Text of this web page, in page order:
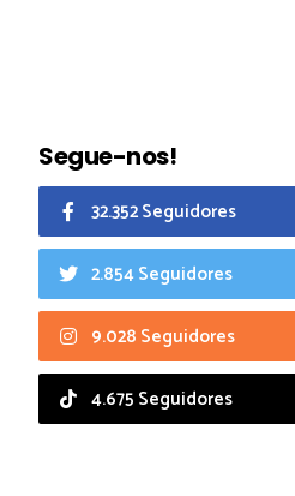
Segue-nos!
32.352 Seguidores
2.854 Seguidores
9.028 Seguidores
4.675 Seguidores